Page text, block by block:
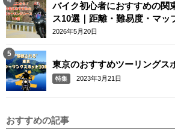
バイク初心者におすすめの関
ス10選｜距離・難易度・マッ
2026年5月20日
東京のおすすめツーリングス
特集 2023年3月21日
おすすめの記事